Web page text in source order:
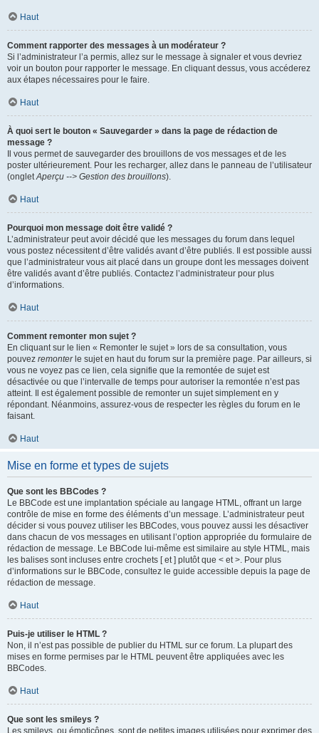
Haut
Comment rapporter des messages à un modérateur ?
Si l’administrateur l’a permis, allez sur le message à signaler et vous devriez
voir un bouton pour rapporter le message. En cliquant dessus, vous accéderez
aux étapes nécessaires pour le faire.
Haut
À quoi sert le bouton « Sauvegarder » dans la page de rédaction de
message ?
Il vous permet de sauvegarder des brouillons de vos messages et de les
poster ultérieurement. Pour les recharger, allez dans le panneau de l’utilisateur
(ongletAperçu --> Gestion des brouillons).
Haut
Pourquoi mon message doit être validé ?
L’administrateur peut avoir décidé que les messages du forum dans lequel
vous postez nécessitent d’être validés avant d’être publiés. Il est possible aussi
que l’administrateur vous ait placé dans un groupe dont les messages doivent
être validés avant d’être publiés. Contactez l’administrateur pour plus
d’informations.
Haut
Comment remonter mon sujet ?
En cliquant sur le lien « Remonter le sujet » lors de sa consultation, vous
pouvez remonterle sujet en haut du forum sur la première page. Par ailleurs, si
vous ne voyez pas ce lien, cela signifie que la remontée de sujet est
désactivée ou que l’intervalle de temps pour autoriser la remontée n’est pas
atteint. Il est également possible de remonter un sujet simplement en y
répondant. Néanmoins, assurez-vous de respecter les règles du forum en le
faisant.
Haut
Mise en forme et types de sujets
Que sont les BBCodes ?
Le BBCode est une implantation spéciale au langage HTML, offrant un large
contrôle de mise en forme des éléments d’un message. L’administrateur peut
décider si vous pouvez utiliser les BBCodes, vous pouvez aussi les désactiver
dans chacun de vos messages en utilisant l’option appropriée du formulaire de
rédaction de message. Le BBCode lui-même est similaire au style HTML, mais
les balises sont incluses entre crochets [ et ] plutôt que < et >. Pour plus
d’informations sur le BBCode, consultez le guide accessible depuis la page de
rédaction de message.
Haut
Puis-je utiliser le HTML ?
Non, il n’est pas possible de publier du HTML sur ce forum. La plupart des
mises en forme permises par le HTML peuvent être appliquées avec les
BBCodes.
Haut
Que sont les smileys ?
Les smileys, ou émoticônes, sont de petites images utilisées pour exprimer des